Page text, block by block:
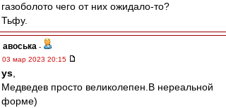
газоболото чего от них ожидало-то?
Тьфу.
авоська -
03 мар 2023 20:15
ys
Медведев просто великолепен.В нереальной
форме)